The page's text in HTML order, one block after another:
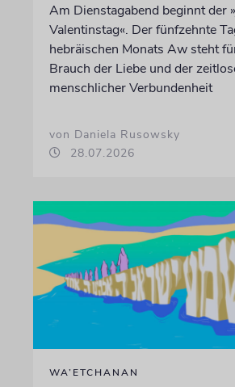
Am Dienstagabend beginnt der
Valentinstag«. Der fünfzehnte
hebräischen Monats Aw steht
Brauch der Liebe und der
menschlicher Verbundenheit
von Daniela Rusowsky
28.07.2026
WA’ETCHANAN